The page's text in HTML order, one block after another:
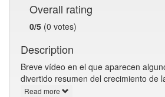
Overall rating
0/5 (0 votes)
Description
Breve vídeo en el que aparecen
divertido resumen del crecimiento de
Read more